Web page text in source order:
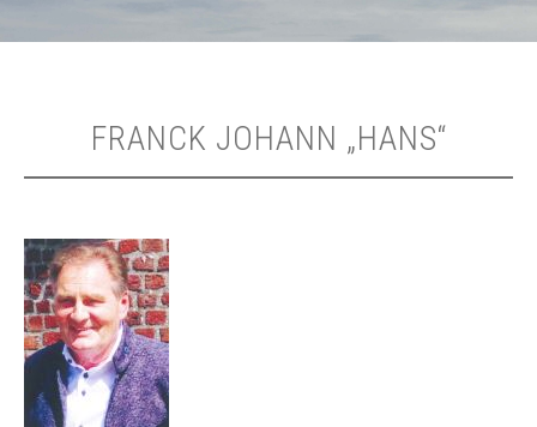
FRANCK JOHANN „HANS“